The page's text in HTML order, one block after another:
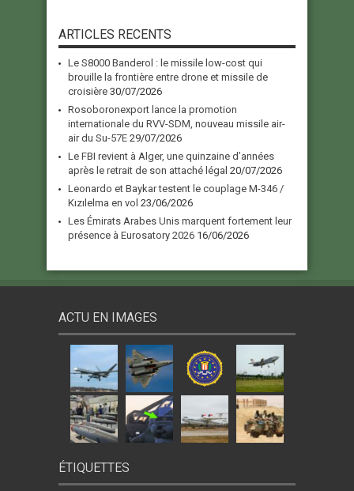
ARTICLES RECENTS
Le S8000 Banderol : le missile low-cost qui
brouille la frontière entre drone et missile de
croisière 30/07/2026
Rosoboronexport lance la promotion
internationale du RVV-SDM, nouveau missile air-
air du Su-57E 29/07/2026
Le FBI revient à Alger, une quinzaine d’années
après le retrait de son attaché légal 20/07/2026
Leonardo et Baykar testent le couplage M-346 /
Kızılelma en vol 23/06/2026
Les Émirats Arabes Unis marquent fortement leur
présence à Eurosatory 2026 16/06/2026
ACTU EN IMAGES
ÉTIQUETTES